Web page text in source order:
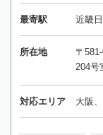
最寄駅 近畿
所在地
〒
204号
対応エリア 大阪